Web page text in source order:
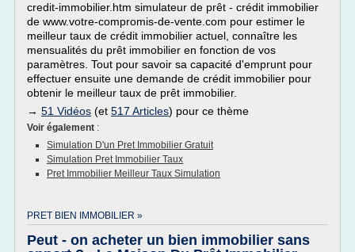
credit-immobilier.htm simulateur de prêt - crédit immobilier
de www.votre-compromis-de-vente.com pour estimer le
meilleur taux de crédit immobilier actuel, connaître les
mensualités du prêt immobilier en fonction de vos
paramètres. Tout pour savoir sa capacité d'emprunt pour
effectuer ensuite une demande de crédit immobilier pour
obtenir le meilleur taux de prêt immobilier.
→ 51 Vidéos (et 517 Articles) pour ce thème
Voir également :
Simulation D'un Pret Immobilier Gratuit
Simulation Pret Immobilier Taux
Pret Immobilier Meilleur Taux Simulation
PRET BIEN IMMOBILIER »
Peut - on acheter un bien immobilier sans